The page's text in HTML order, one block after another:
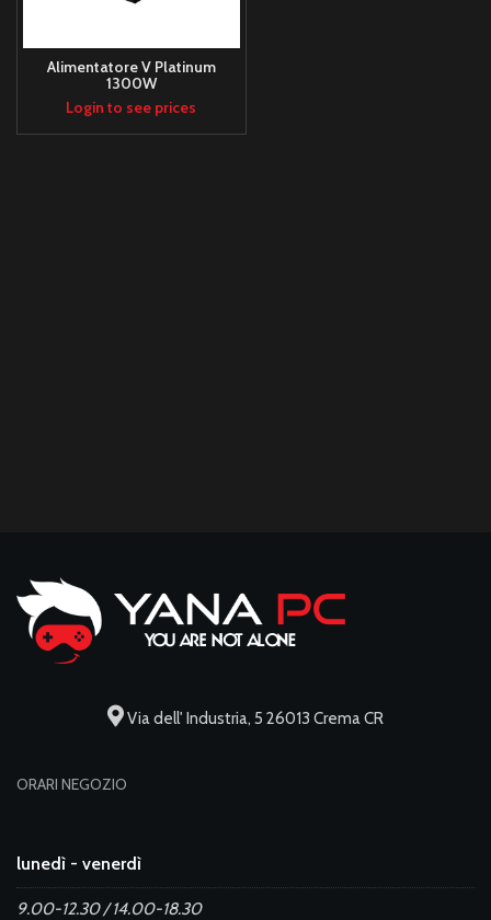
Alimentatore V Platinum
1300W
Login to see prices
Via dell' Industria, 5 26013 Crema CR
ORARI NEGOZIO
lunedì - venerdì
9.00-12.30 / 14.00-18.30